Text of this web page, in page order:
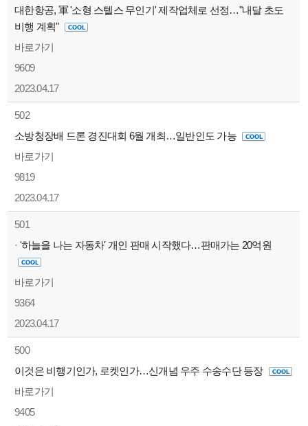
대한항공, 軍 '소형 스텔스 무인기' 제작업체로 선정…"내달 초도
비행 계획"
바로가기
9609
2023.04.17
502
소방청장배 드론 경진대회 6월 개최…일반인도 가능
바로가기
9819
2023.04.17
501
· '하늘을 나는 자동차' 개인 판매 시작했다…판매가는 20억원
바로가기
9364
2023.04.17
500
이것은 비행기인가, 로켓인가…신개념 우주 수송수단 등장
바로가기
9405